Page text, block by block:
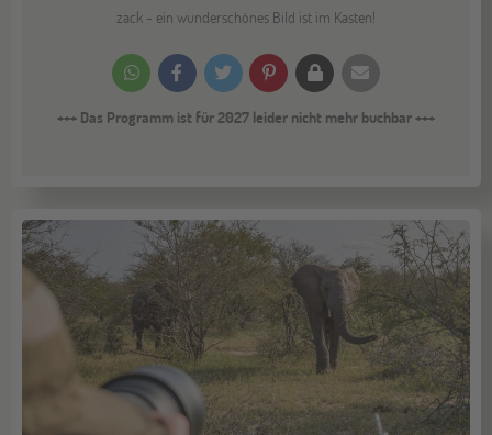
zack - ein wunderschönes Bild ist im Kasten!
+++ Das Programm ist für 2027 leider nicht mehr buchbar +++